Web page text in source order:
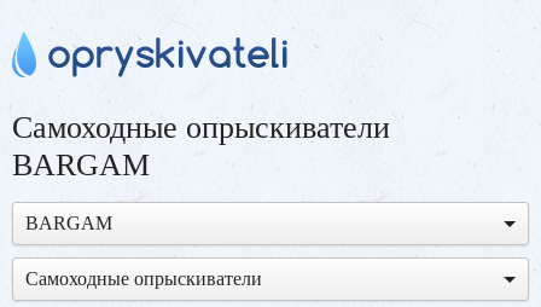
Самоходные опрыскиватели
BARGAM
BARGAM
Самоходные опрыскиватели